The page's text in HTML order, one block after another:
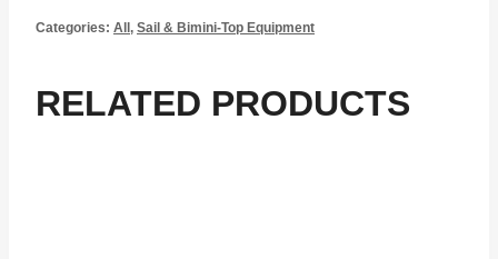
Categories: All, Sail & Bimini-Top Equipment
RELATED PRODUCTS